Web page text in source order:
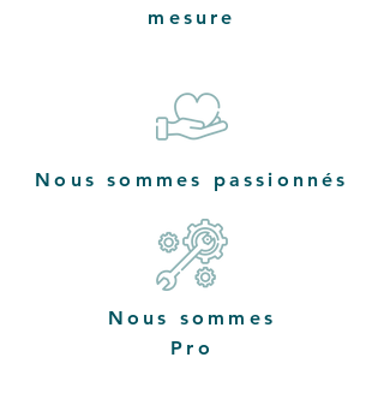
mesure
Nous sommes passionnés
Nous sommes
Pro